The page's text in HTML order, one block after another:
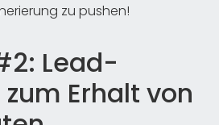
zu pushen!
Lead-
Erhalt von